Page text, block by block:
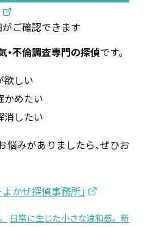
ご確認できます
・不倫調査専門の探偵です。
欲しい
かめたい
消したい
悩みがありましたら、ぜひお
かぜ探偵事務所」
日常に生じた小さな違和感。新